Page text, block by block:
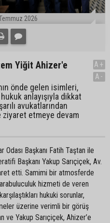
2026
Yiğit Ahizer'e
önde gelen isimleri,
anlayışıyla dikkat
avukatlarından
ziyaret etmeye devam
A+
A-
Odası Başkanı Fatih Taştan ile
Başkanı Yakup Sarıçiçek, Av.
etti. Samimi bir atmosferde
hizmeti de veren
hukuki sorunlar,
üzerine verimli bir görüş
ve Yakup Sarıçiçek, Ahizer’e